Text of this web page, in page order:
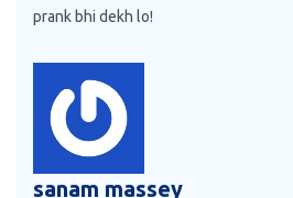
prank bhi dekh lo!
sanam massey